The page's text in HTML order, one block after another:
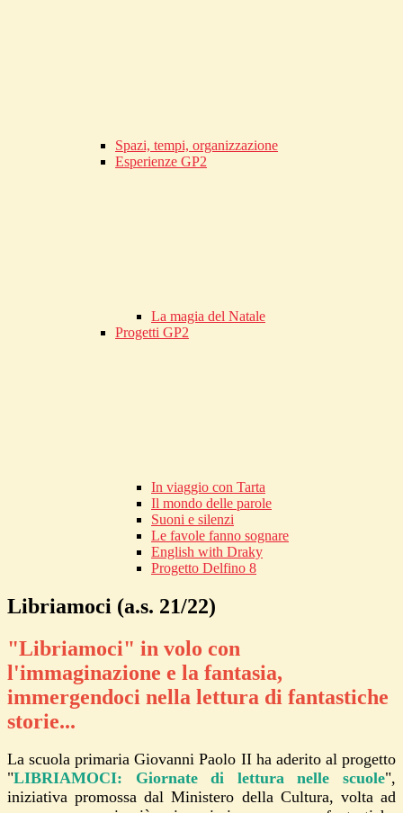
Spazi, tempi, organizzazione
Esperienze GP2
La magia del Natale
Progetti GP2
In viaggio con Tarta
Il mondo delle parole
Suoni e silenzi
Le favole fanno sognare
English with Draky
Progetto Delfino 8
Libriamoci (a.s. 21/22)
"Libriamoci" in volo con
l'immaginazione e la fantasia,
immergendoci nella lettura di fantastiche
storie...
La scuola primaria Giovanni Paolo II ha aderito al progetto
"LIBRIAMOCI: Giornate di lettura nelle scuole",
iniziativa promossa dal Ministero della Cultura, volta ad